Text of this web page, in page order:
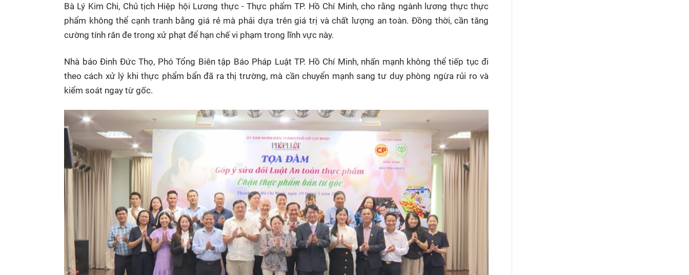
Bà Lý Kim Chi, Chủ tịch Hiệp hội Lương thực - Thực phẩm TP. Hồ Chí Minh, cho rằng ngành lương thực thực
phẩm không thể cạnh tranh bằng giá rẻ mà phải dựa trên giá trị và chất lượng an toàn. Đồng thời, cần tăng
cường tính răn đe trong xử phạt để hạn chế vi phạm trong lĩnh vực này.
Nhà báo Đinh Đức Thọ, Phó Tổng Biên tập Báo Pháp Luật TP. Hồ Chí Minh, nhấn mạnh không thể tiếp tục đi
theo cách xử lý khi thực phẩm bẩn đã ra thị trường, mà cần chuyển mạnh sang tư duy phòng ngừa rủi ro và
kiểm soát ngay từ gốc.